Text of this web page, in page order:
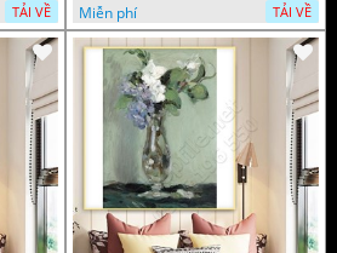
TẢI VỀ
Miễn phí
TẢI VỀ